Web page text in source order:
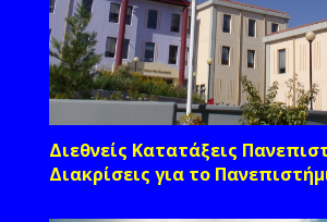
Διεθνείς Κατατάξεις
Διακρίσεις για το